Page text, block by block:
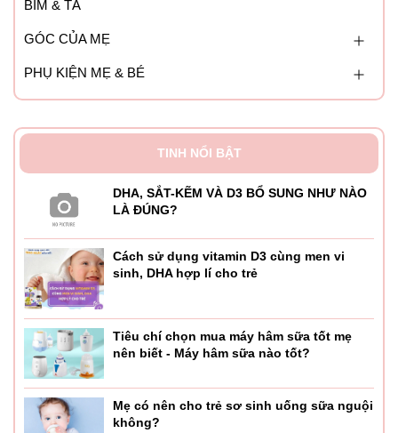
BỈM & TÃ
GÓC CỦA MẸ
PHỤ KIỆN MẸ & BÉ
TINH NỔI BẬT
DHA, SẮT-KẼM VÀ D3 BỔ SUNG NHƯ NÀO
LÀ ĐÚNG?
Cách sử dụng vitamin D3 cùng men vi
sinh, DHA hợp lí cho trẻ
Tiêu chí chọn mua máy hâm sữa tốt mẹ
nên biết - Máy hâm sữa nào tốt?
Mẹ có nên cho trẻ sơ sinh uống sữa nguội
không?